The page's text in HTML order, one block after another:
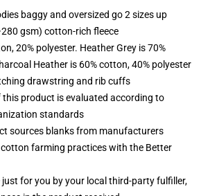
baggy and oversized go 2 sizes up
gsm) cotton-rich fleece
20% polyester. Heather Grey is 70%
Heather is 60% cotton, 40% polyester
drawstring and rib cuffs
product is evaluated according to
standards
sources blanks from manufacturers
farming practices with the Better
just for you by your local third-party fulfiller,